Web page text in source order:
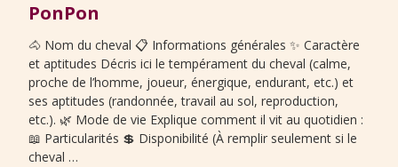
PonPon
🐴 Nom du cheval 📋 Informations générales ✨ Caractère
et aptitudes Décris ici le tempérament du cheval (calme,
proche de l’homme, joueur, énergique, endurant, etc.) et
ses aptitudes (randonnée, travail au sol, reproduction,
etc.). 🌿 Mode de vie Explique comment il vit au quotidien :
📖 Particularités 💲 Disponibilité (À remplir seulement si le
cheval …